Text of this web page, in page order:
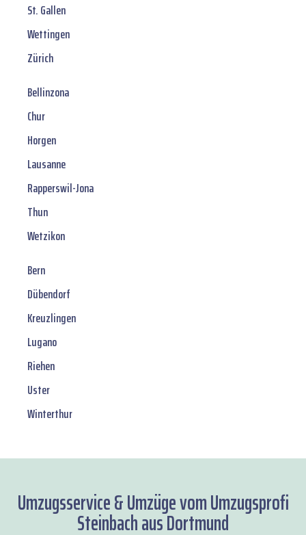
St. Gallen
Wettingen
Zürich
Bellinzona
Chur
Horgen
Lausanne
Rapperswil-Jona
Thun
Wetzikon
Bern
Dübendorf
Kreuzlingen
Lugano
Riehen
Uster
Winterthur
Umzugsservice & Umzüge vom Umzugsprofi
Steinbach aus Dortmund